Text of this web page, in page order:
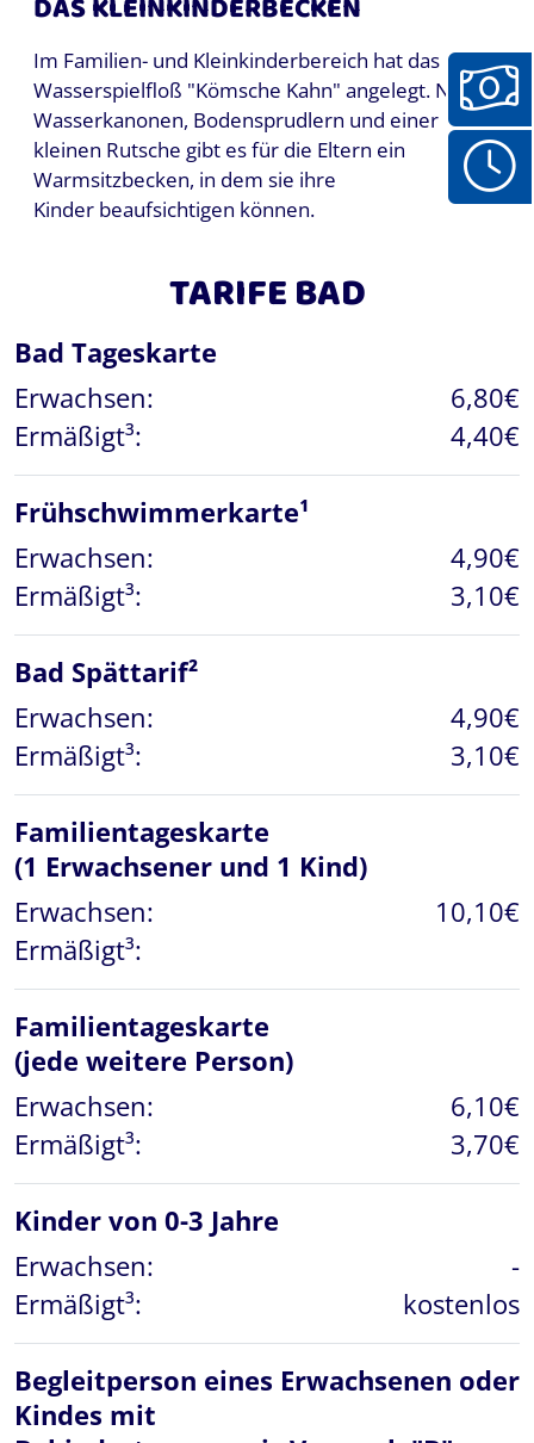
DAS KLEINKINDERBECKEN
Im Familien- und Kleinkinderbereich hat das
Wasserspielfloß "Kömsche Kahn" angelegt. Neben
Wasserkanonen, Bodensprudlern und einer
kleinen Rutsche gibt es für die Eltern ein
Warmsitzbecken, in dem sie ihre
Kinder beaufsichtigen können.
TARIFE BAD
Bad Tageskarte
Erwachsen:
6,80€
Ermäßigt³:
4,40€
Frühschwimmerkarte¹
Erwachsen:
4,90€
Ermäßigt³:
3,10€
Bad Spättarif²
Erwachsen:
4,90€
Ermäßigt³:
3,10€
Familientageskarte
(1 Erwachsener und 1 Kind)
Erwachsen:
10,10€
Ermäßigt³:
Familientageskarte
(jede weitere Person)
Erwachsen:
6,10€
Ermäßigt³:
3,70€
Kinder von 0-3 Jahre
Erwachsen:
-
Ermäßigt³:
kostenlos
Begleitperson eines Erwachsenen oder
Kindes mit